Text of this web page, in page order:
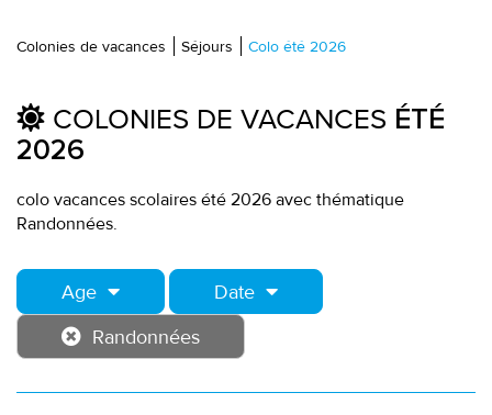
Colonies de vacances Séjours Colo été 2026
COLONIES DE VACANCES ÉTÉ
2026
colo vacances scolaires été 2026 avec thématique
Randonnées.
Age
Date
Randonnées